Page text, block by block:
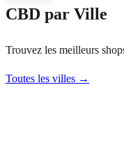
CBD par Ville
Trouvez les meilleurs
Toutes les villes →